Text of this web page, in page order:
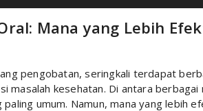
Mana yang Lebih
pengobatan, seringkali terdapat
masalah kesehatan. Di antara
umum. Namun, mana yang lebih